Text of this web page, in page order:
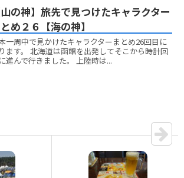
山の神】旅先で見つけたキャラクター
め２６【海の神】
一周中で見かけたキャラクターまとめ26回目に
ます。 北海道は函館を出発してそこから時計回
進んで行きました。 上陸時は...